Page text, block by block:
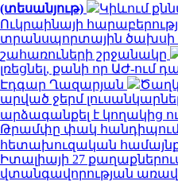
(տեսանյութ)
Կիևում
Ուկրաինայի
տրանսպորտային
շահառուների շրջանակը
լռեցնել, քանի որ ԱԺ-ում
Էդգար Ղազարյան
արված ջերմ
արձագանքել է կողակից
Թրամփը փակ հանդիպում
հետախուզական
Իտալիայի 27
վտանգավորության